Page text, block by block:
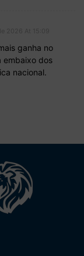
ganha no
embaixo dos
nacional.